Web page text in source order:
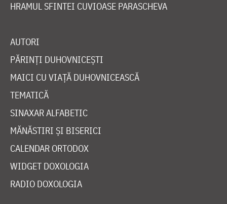
HRAMUL SFINTEI CUVIOASE PARASCHEVA
AUTORI
PĂRINȚI DUHOVNICEȘTI
MAICI CU VIAȚĂ DUHOVNICEASCĂ
TEMATICĂ
SINAXAR ALFABETIC
MĂNĂSTIRI ȘI BISERICI
CALENDAR ORTODOX
WIDGET DOXOLOGIA
RADIO DOXOLOGIA